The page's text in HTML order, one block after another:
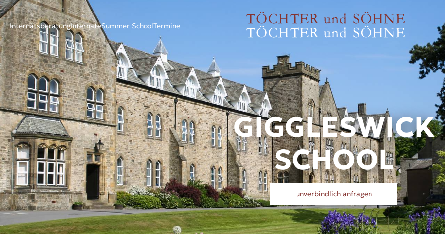
InternatsberatungInternateSummer SchoolTermine
GIGGLESWICK
SCHOOL
unverbindlich anfragen